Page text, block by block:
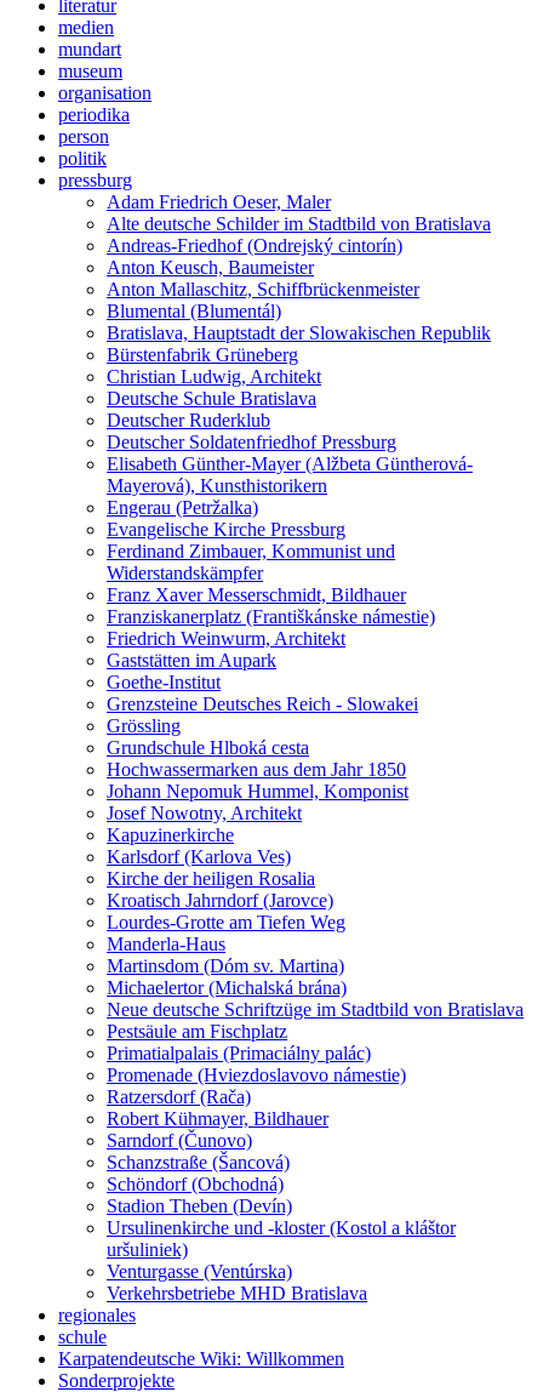
literatur
medien
mundart
museum
organisation
periodika
person
politik
pressburg
Adam Friedrich Oeser, Maler
Alte deutsche Schilder im Stadtbild von Bratislava
Andreas-Friedhof (Ondrejský cintorín)
Anton Keusch, Baumeister
Anton Mallaschitz, Schiffbrückenmeister
Blumental (Blumentál)
Bratislava, Hauptstadt der Slowakischen Republik
Bürstenfabrik Grüneberg
Christian Ludwig, Architekt
Deutsche Schule Bratislava
Deutscher Ruderklub
Deutscher Soldatenfriedhof Pressburg
Elisabeth Günther-Mayer (Alžbeta Güntherová-
Mayerová), Kunsthistorikern
Engerau (Petržalka)
Evangelische Kirche Pressburg
Ferdinand Zimbauer, Kommunist und
Widerstandskämpfer
Franz Xaver Messerschmidt, Bildhauer
Franziskanerplatz (Františkánske námestie)
Friedrich Weinwurm, Architekt
Gaststätten im Aupark
Goethe-Institut
Grenzsteine Deutsches Reich - Slowakei
Grössling
Grundschule Hlboká cesta
Hochwassermarken aus dem Jahr 1850
Johann Nepomuk Hummel, Komponist
Josef Nowotny, Architekt
Kapuzinerkirche
Karlsdorf (Karlova Ves)
Kirche der heiligen Rosalia
Kroatisch Jahrndorf (Jarovce)
Lourdes-Grotte am Tiefen Weg
Manderla-Haus
Martinsdom (Dóm sv. Martina)
Michaelertor (Michalská brána)
Neue deutsche Schriftzüge im Stadtbild von Bratislava
Pestsäule am Fischplatz
Primatialpalais (Primaciálny palác)
Promenade (Hviezdoslavovo námestie)
Ratzersdorf (Rača)
Robert Kühmayer, Bildhauer
Sarndorf (Čunovo)
Schanzstraße (Šancová)
Schöndorf (Obchodná)
Stadion Theben (Devín)
Ursulinenkirche und -kloster (Kostol a kláštor
uršuliniek)
Venturgasse (Ventúrska)
Verkehrsbetriebe MHD Bratislava
regionales
schule
Karpatendeutsche Wiki: Willkommen
Sonderprojekte